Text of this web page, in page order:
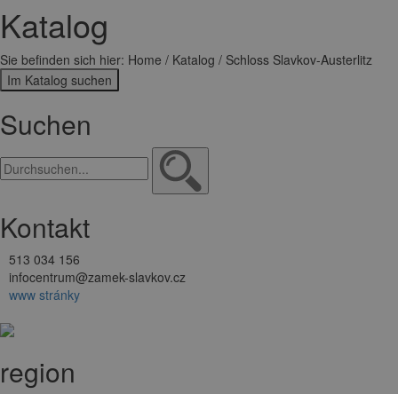
Katalog
Sie befinden sich hier: Home / Katalog / Schloss Slavkov-Austerlitz
Im Katalog suchen
Suchen
Kontakt
513 034 156
infocentrum@zamek-slavkov.cz
www stránky
region